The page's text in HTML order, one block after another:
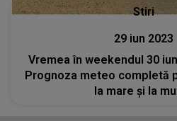
Stiri
29 iun 2023
Vremea în weekendul 30
Prognoza meteo completă
la mare și la